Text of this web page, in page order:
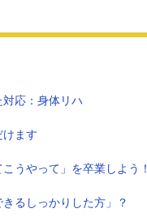
応：身体リハ
ます
こうやって」を卒業しよう！
きるしっかりした方」？